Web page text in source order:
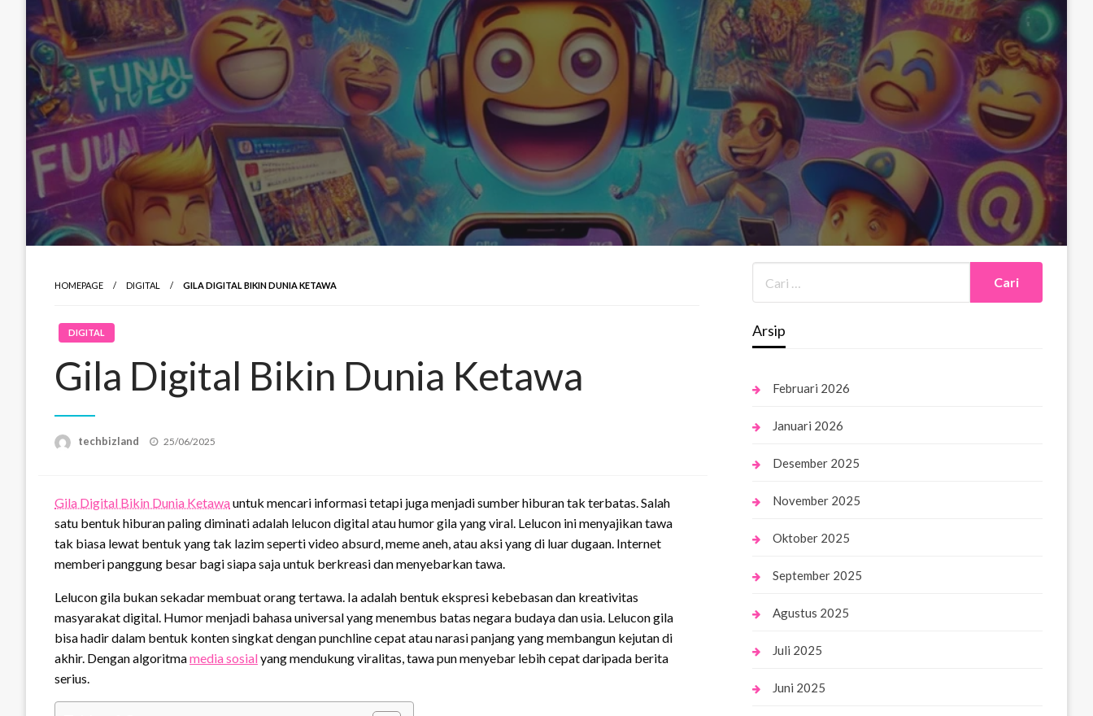
HOMEPAGE DIGITAL GILA DIGITAL BIKIN DUNIA KETAWA
DIGITAL
Gila Digital Bikin Dunia Ketawa
techbizland
Posted
25/06/2025
Gila Digital Bikin Dunia Ketawauntuk mencari informasi tetapi juga menjadi sumber hiburan tak terbatas. Salah
satu bentuk hiburan paling diminati adalah lelucon digital atau humor gila yang viral. Lelucon ini menyajikan tawa
tak biasa lewat bentuk yang tak lazim seperti video absurd, meme aneh, atau aksi yang di luar dugaan. Internet
memberi panggung besar bagi siapa saja untuk berkreasi dan menyebarkan tawa.
Lelucon gila bukan sekadar membuat orang tertawa. Ia adalah bentuk ekspresi kebebasan dan kreativitas
masyarakat digital. Humor menjadi bahasa universal yang menembus batas negara budaya dan usia. Lelucon gila
bisa hadir dalam bentuk konten singkat dengan punchline cepat atau narasi panjang yang membangun kejutan di
akhir. Dengan algoritmamedia sosialyang mendukung viralitas, tawa pun menyebar lebih cepat daripada berita
serius.
Arsip
Februari 2026
Januari 2026
Desember 2025
November 2025
Oktober 2025
September 2025
Agustus 2025
Juli 2025
Juni 2025